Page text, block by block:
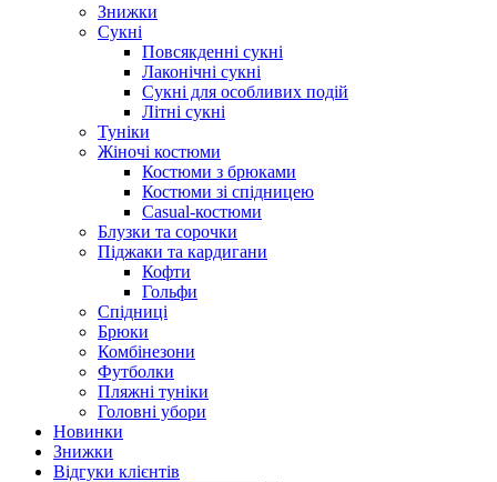
Знижки
Сукні
Повсякденні сукні
Лаконічні сукні
Сукні для особливих подій
Літні сукні
Туніки
Жіночі костюми
Костюми з брюками
Костюми зі спідницею
Casual-костюми
Блузки та сорочки
Піджаки та кардигани
Кофти
Гольфи
Спідниці
Брюки
Комбінезони
Футболки
Пляжні туніки
Головні убори
Новинки
Знижки
Відгуки клієнтів